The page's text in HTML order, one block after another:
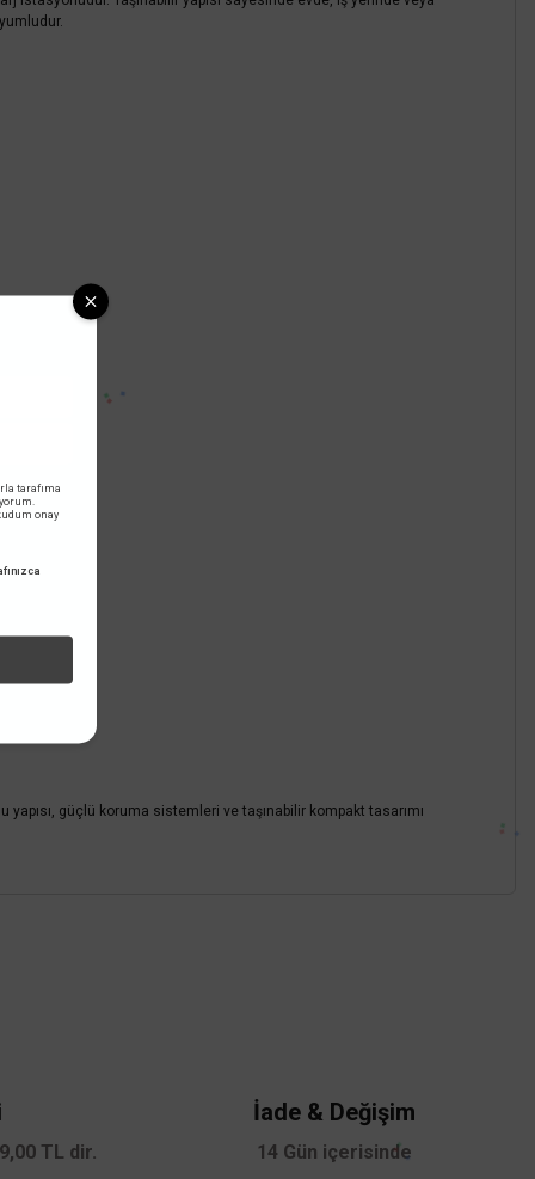
güçlü koruma sistemleri ve taşınabilir kompakt tasarımı
TL dir.
İade & Değişim
14 Gün içerisinde
tarafıma
onay